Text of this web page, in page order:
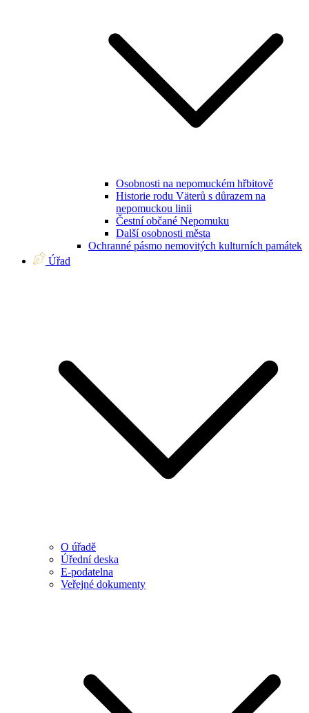
Osobnosti na nepomuckém hřbitově
Historie rodu Väterů s důrazem na
nepomuckou linii
Čestní občané Nepomuku
Další osobnosti města
Ochranné pásmo nemovitých kulturních památek
Úřad
O úřadě
Úřední deska
E-podatelna
Veřejné dokumenty